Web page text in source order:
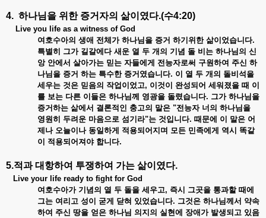
4. 하나님을 위한 증거자의 삶이였다.(수4:20)
Live you life as a witness of God
여호수아의 생애 전체가 하나님을 증거 하기위한 삶이었습니다.
특별히 그가 길갈에다 새운 열 두 개의 기념 돌 비는 하나님의 신
앙 안에서 살아가는 믿는 자들에게 전능자로써 구원하여 주신 하
나님을 증거 하는 특수한 증거였습니다. 이 열 두 개의 돌비석을
세우는 것은 믿음의 작업이었고, 이것이 완성되어 세워졌을 때 이
를 보는 다른 이들은 하나님께 영광을 돌렸습니다. 그가 하나님을
증거하는 삶에서 결론적인 충고의 말은 "전능자 너의 하나님을
영원히 두려운 마음으로 섬기라"는 것입니다. 때문에 이 말은 어
제나 오늘이나 동일하게 적용되어지며 모든 민족에게 역시 똑같
이 적용되어져야 합니다.
5.적과 대항하여 투쟁하여 가는 삶이였다.
Live your life ready to fight for God
여호수아가 기념의 열 두 돌을 세우고, 즉시 그곳을 통과할 때에
그는 여리고 성이 굳게 닫혀 있었습니다. 그것은 하나님께서 약속
하여 주신 땅을 얻은 하나님 의지의 실현에 장애가 발생되고 있음